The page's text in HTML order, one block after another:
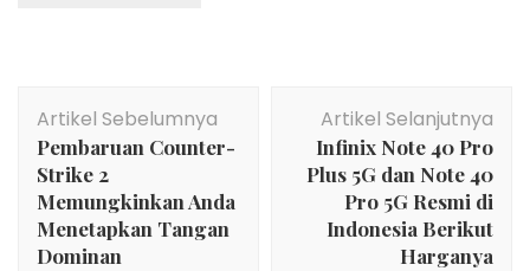
Artikel
Artikel Sebelumnya
Pembaruan Counter-
Strike 2
Memungkinkan Anda
Menetapkan Tangan
Dominan
Artikel Selanjutnya
Infinix Note 40 Pro
Plus 5G dan Note 40
Pro 5G Resmi di
Indonesia Berikut
Harganya